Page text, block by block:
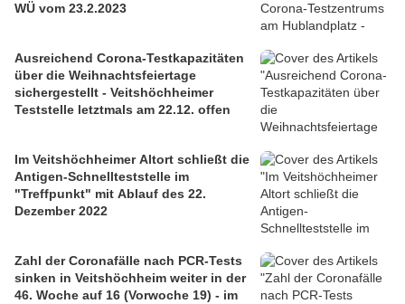
WÜ vom 23.2.2023
Ausreichend Corona-Testkapazitäten
über die Weihnachtsfeiertage
sichergestellt - Veitshöchheimer
Teststelle letztmals am 22.12. offen
Im Veitshöchheimer Altort schließt die
Antigen-Schnellteststelle im
"Treffpunkt" mit Ablauf des 22.
Dezember 2022
Zahl der Coronafälle nach PCR-Tests
sinken in Veitshöchheim weiter in der
46. Woche auf 16 (Vorwoche 19) - im